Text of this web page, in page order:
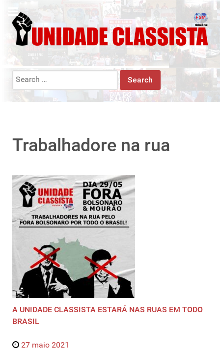
Search
Trabalhadore na rua
A UNIDADE CLASSISTA ESTARÁ NAS RUAS EM TODO
BRASIL
27 maio 2021